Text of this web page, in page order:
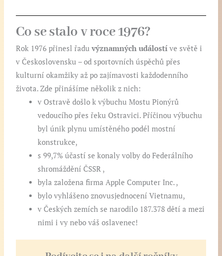
Co se stalo v roce 1976?
Rok 1976 přinesl řaduvýznamných událostí ve světě i
v Československu – od sportovních úspěchů přes
kulturní okamžiky až po zajímavosti každodenního
života. Zde přinášíme několik z nich:
v Ostravě došlo k výbuchu Mostu Pionýrů
vedoucího přes řeku Ostravici. Příčinou výbuchu
byl únik plynu umístěného podél mostní
konstrukce,
s 99,7% účastí se konaly volby do Federálního
shromáždění ČSSR ,
byla založena firma Apple Computer Inc. ,
bylo vyhlášeno znovusjednocení Vietnamu,
v Českých zemích se narodilo 187.378 dětí a mezi
nimi i vy nebo váš oslavenec!